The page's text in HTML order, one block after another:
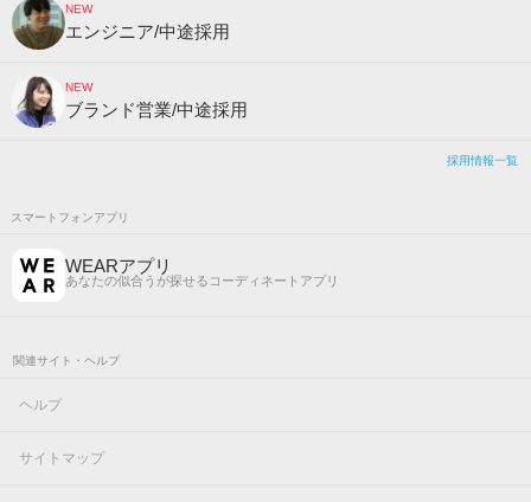
NEW
エンジニア/中途採用
NEW
ブランド営業/中途採用
採用情報一覧
スマートフォンアプリ
WEARアプリ
あなたの似合うが探せるコーディネートアプリ
関連サイト・ヘルプ
ヘルプ
サイトマップ